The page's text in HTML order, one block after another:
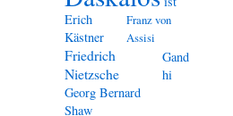
Erich
Kästner
Franz von
Assisi
Friedrich
Nietzsche
Gand
hi
Georg Bernard
Shaw